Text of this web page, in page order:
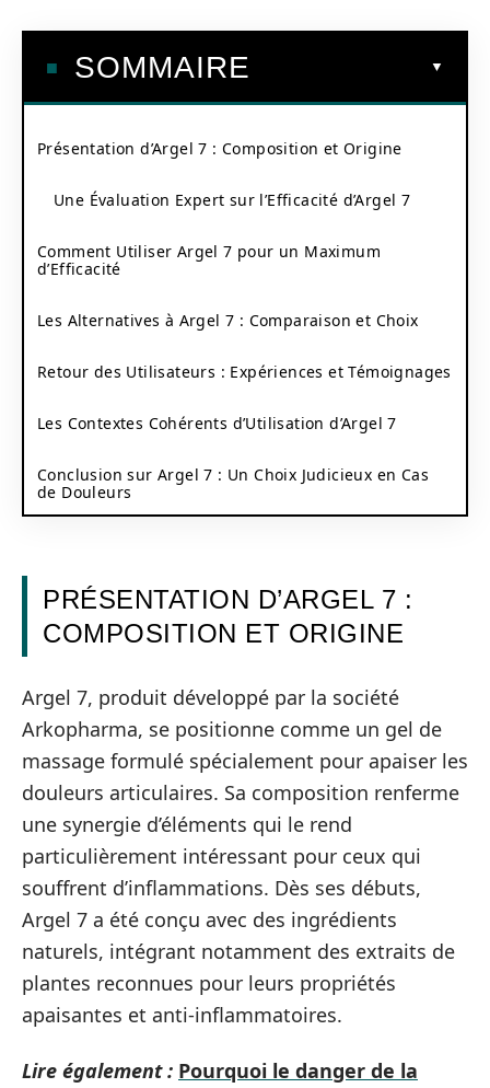
SOMMAIRE
Présentation d’Argel 7 : Composition et Origine
Une Évaluation Expert sur l’Efficacité d’Argel 7
Comment Utiliser Argel 7 pour un Maximum
d’Efficacité
Les Alternatives à Argel 7 : Comparaison et Choix
Retour des Utilisateurs : Expériences et Témoignages
Les Contextes Cohérents d’Utilisation d’Argel 7
Conclusion sur Argel 7 : Un Choix Judicieux en Cas
de Douleurs
PRÉSENTATION D’ARGEL 7 :
COMPOSITION ET ORIGINE
Argel 7, produit développé par la société
Arkopharma, se positionne comme un gel de
massage formulé spécialement pour apaiser les
douleurs articulaires. Sa composition renferme
une synergie d’éléments qui le rend
particulièrement intéressant pour ceux qui
souffrent d’inflammations. Dès ses débuts,
Argel 7 a été conçu avec des ingrédients
naturels, intégrant notamment des extraits de
plantes reconnues pour leurs propriétés
apaisantes et anti-inflammatoires.
Lire également : Pourquoi le danger de la